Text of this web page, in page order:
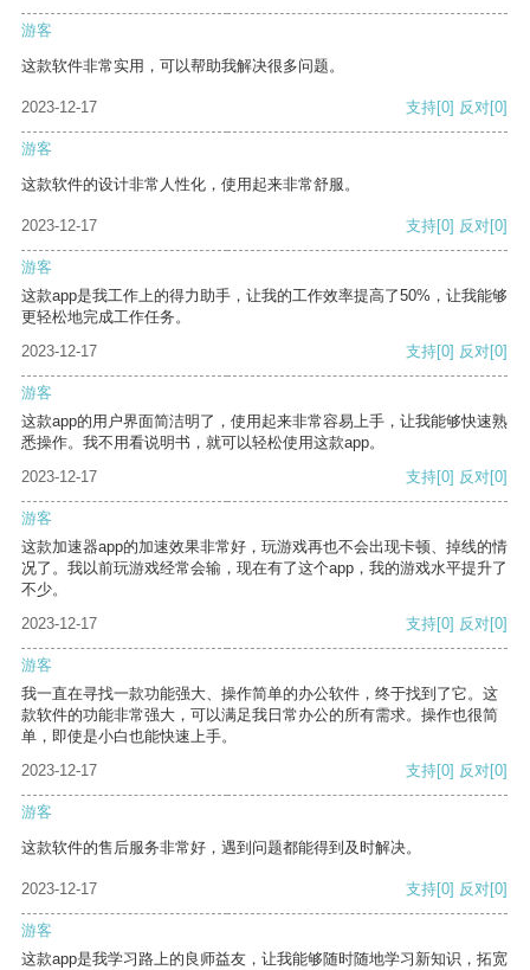
游客
这款软件非常实用，可以帮助我解决很多问题。
2023-12-17 支持[0] 反对[0]
游客
这款软件的设计非常人性化，使用起来非常舒服。
2023-12-17 支持[0] 反对[0]
游客
这款app是我工作上的得力助手，让我的工作效率提高了50%，让我能够
更轻松地完成工作任务。
2023-12-17
支持[0] 反对[0]
游客
这款app的用户界面简洁明了，使用起来非常容易上手，让我能够快速熟
悉操作。我不用看说明书，就可以轻松使用这款app。
2023-12-17
支持[0] 反对[0]
游客
这款加速器app的加速效果非常好，玩游戏再也不会出现卡顿、掉线的情
况了。我以前玩游戏经常会输，现在有了这个app，我的游戏水平提升了
不少。
2023-12-17
支持[0] 反对[0]
游客
我一直在寻找一款功能强大、操作简单的办公软件，终于找到了它。这
款软件的功能非常强大，可以满足我日常办公的所有需求。操作也很简
单，即使是小白也能快速上手。
2023-12-17
支持[0] 反对[0]
游客
这款软件的售后服务非常好，遇到问题都能得到及时解决。
2023-12-17 支持[0] 反对[0]
游客
这款app是我学习路上的良师益友，让我能够随时随地学习新知识，拓宽